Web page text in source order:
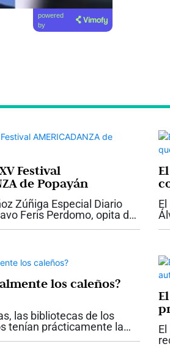
powered
by
Festival
de Popayán
Zúñiga Especial Diario
Feris Perdomo, opita de
los caleños?
las bibliotecas de los
tenían prácticamente la
Enciclopedias completas,